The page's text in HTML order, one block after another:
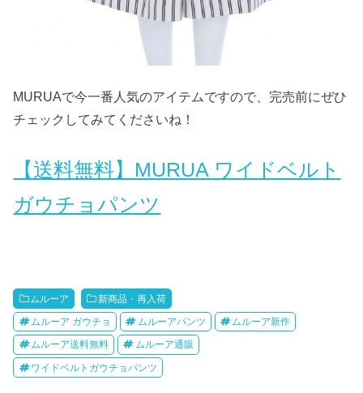
MURUAで今一番人気のアイテムですので、完売前にぜひ
チェックしてみてくださいね！
【送料無料】MURUA ワイドベルト
ガウチョパンツ
ムルーア 新商品・再入荷
ムルーア ガウチョ ムルーアパンツ ムルーア新作
ムルーア送料無料 ムルーア通販
ワイドベルトガウチョパンツ